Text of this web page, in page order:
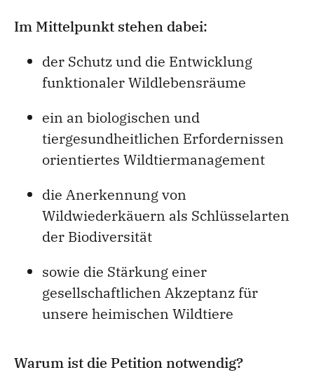
Im Mittelpunkt stehen dabei:
der Schutz und die Entwicklung
funktionaler Wildlebensräume
ein an biologischen und
tiergesundheitlichen Erfordernissen
orientiertes Wildtiermanagement
die Anerkennung von
Wildwiederkäuern als Schlüsselarten
der Biodiversität
sowie die Stärkung einer
gesellschaftlichen Akzeptanz für
unsere heimischen Wildtiere
Warum ist die Petition notwendig?